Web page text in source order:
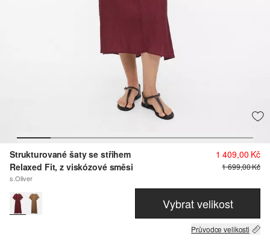
Strukturované šaty se střihem
Relaxed Fit, z viskózové směsi
s.Oliver
1 409,00 Kč
1 699,00 Kč
Vybrat velikost
Průvodce velikosti